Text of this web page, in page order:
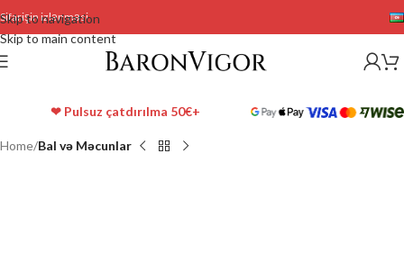
Skip to navigation
Skip to main content
Sifarişin izlənməsi
❤ Pulsuz çatdırılma 50€+
Home Bal və Məcunlar